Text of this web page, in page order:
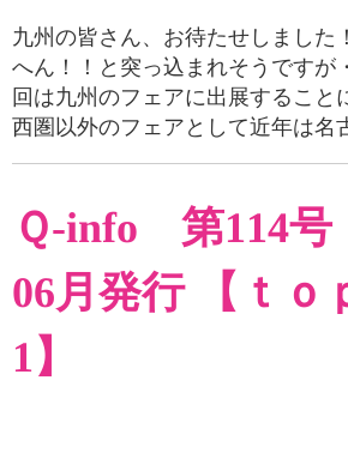
九州の皆さん、お待たせしました
へん！！と突っ込まれそうですが
回は九州のフェアに出展すること
西圏以外のフェアとして近年は名
Ｑ-info 第114
06月発行 【ｔｏ
1】